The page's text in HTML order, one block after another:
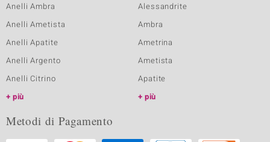
Anelli Ambra
Anelli Ametista
Anelli Apatite
Anelli Argento
Anelli Citrino
più
Alessandrite
Ambra
Ametrina
Ametista
Apatite
più
Metodi di Pagamento